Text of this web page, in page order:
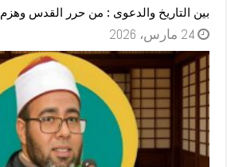
بين التاريخ والدعوى : من حرر القدس وهزم
24 مارس، 2026